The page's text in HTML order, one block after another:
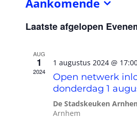
Wie zijn wij?
Diensten en produkten
Vacatures
Aankomende
een
Laatste afgelopen
AUG
1
2024
1 augustus 2024 @
Open netwerk
donderdag 1
De Stadskeuken
Arnhem